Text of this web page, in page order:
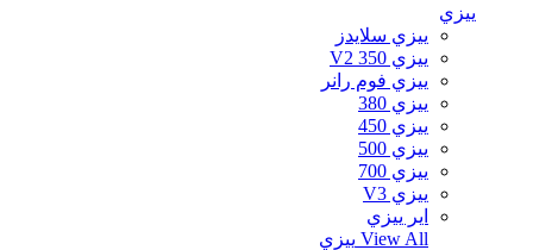
ييزي
ييزي سلايدز
ييزي 350 V2
ييزي فوم رانر
ييزي 380
ييزي 450
ييزي 500
ييزي 700
ييزي V3
اير ييزي
View All ييزي